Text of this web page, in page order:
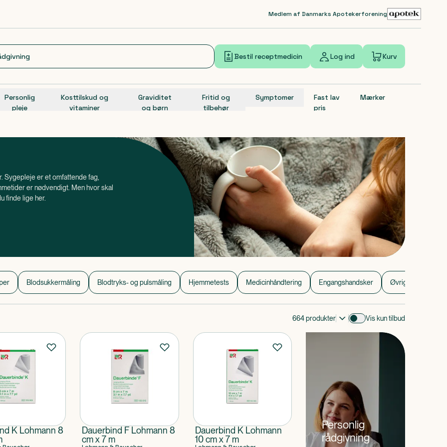
Medlem af Danmarks Apotekerforening
Bestil receptmedicin Log ind Kurv
Personlig
pleje
Kosttilskud og
vitaminer
Graviditet
og børn
Fritid og
tilbehør
Symptomer
Fast lav
pris
Mærker
Sygepleje er et omfattende fag,
er nødvendigt. Men hvor skal
finde lige her.
Blodsukkermåling Blodtryks- og pulsmåling Hjemmetests Medicinhåndtering Engangshandsker Øvrig
664produkter Vis kun tilbud
K Lohmann 8
Dauerbind F Lohmann 8
cm x 7 m
Dauerbind K Lohmann
10 cm x 7 m
Personlig
rådgivning